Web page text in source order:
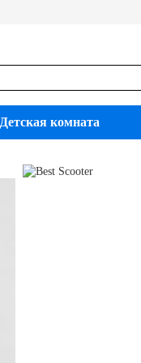
Детская комната